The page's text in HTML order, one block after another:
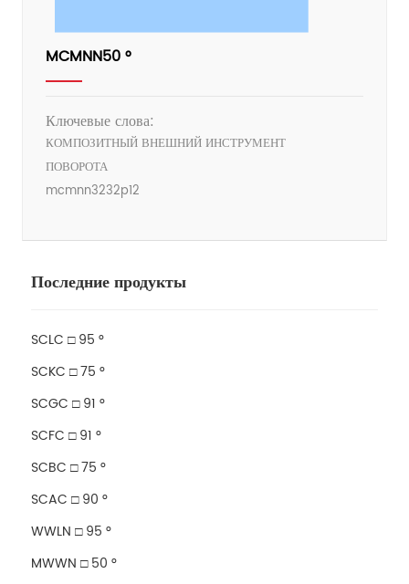
MCMNN50 °
Ключевые слова:
КОМПОЗИТНЫЙ ВНЕШНИЙ ИНСТРУМЕНТ
ПОВОРОТА
mcmnn3232p12
Последние продукты
SCLC □ 95 °
SCKC □ 75 °
SCGC □ 91 °
SCFC □ 91 °
SCBC □ 75 °
SCAC □ 90 °
WWLN □ 95 °
MWWN □ 50 °